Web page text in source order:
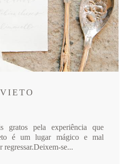
gratos pela experiência que
é um lugar mágico e mal
regressar.Deixem-se...